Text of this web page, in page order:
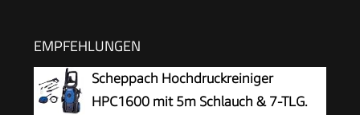
EMPFEHLUNGEN
Scheppach Hochdruckreiniger
HPC1600 mit 5m Schlauch & 7-TLG.